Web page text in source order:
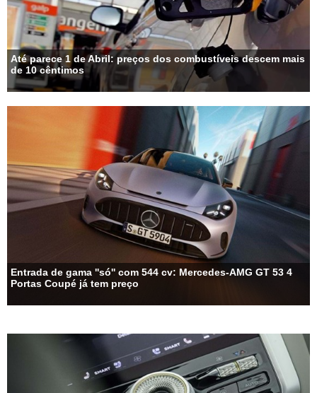
Até parece 1 de Abril: preços dos combustíveis descem mais
de 10 cêntimos
Entrada de gama ''só'' com 544 cv: Mercedes-AMG GT 53 4
Portas Coupé já tem preço